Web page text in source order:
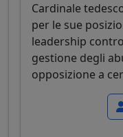
Cardinale
per le sue
leadership
gestione degli
opposizione a